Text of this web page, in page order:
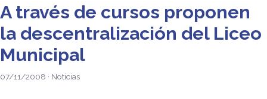
A través de cursos proponen
la descentralización del Liceo
Municipal
07/11/2008 · Noticias